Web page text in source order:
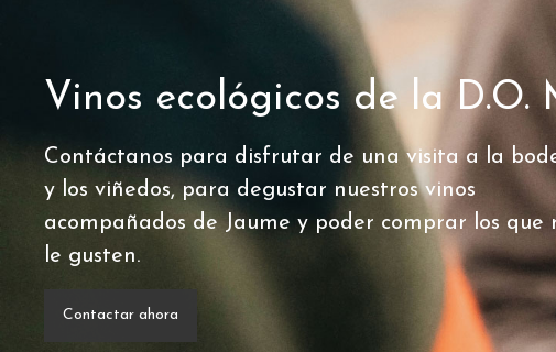
Vinos ecológicos de la D.O.
Contáctanos para disfrutar de una visita a la
y los viñedos, para degustar nuestros vinos
acompañados de Jaume y poder comprar los que
le gusten.
Contactar ahora